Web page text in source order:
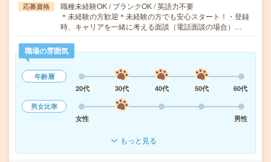
応募資格
職種未経験OK / ブランクOK / 英語力不要
＊未経験の方歓迎＊未経験の方でも安心スタート！・登録
時、キャリアを一緒に考える面談（電話面談の場合）…
職場の雰囲気
年齢層
20代
30代 40代 50代
60代
男女比率
女性
男性
もっと見る